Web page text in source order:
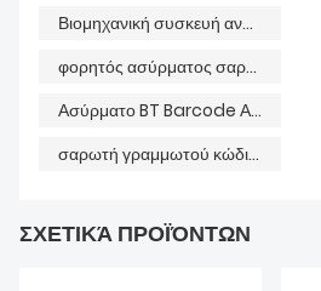
Βιομηχανική συσκευή ανάγνωσης χειρός infoscan
φορητός ασύρματος σαρωτής barcode
Ασύρματο BT Barcode Αναγνώστης
σαρωτή γραμμωτού κώδικα bluetooth
ΣΧΕΤΙΚΆ ΠΡΟΪΌΝΤΩΝ